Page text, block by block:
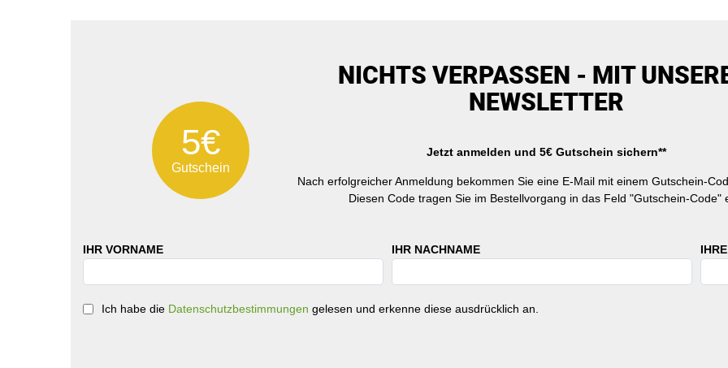
5€
Gutschein
NICHTS VERPASSEN - MIT
NEWSLETTER
Jetzt anmelden und 5€ Gutschein sichern**
Nach erfolgreicher Anmeldung bekommen Sie eine E-Mail mit einem Gutschein-
Diesen Code tragen Sie im Bestellvorgang in das Feld "Gutschein-Code"
IHR VORNAME IHR NACHNAME
Ich habe die Datenschutzbestimmungen gelesen und erkenne diese ausdrücklich an.